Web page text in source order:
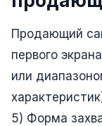
SEO-
Управление
Ведение и
SEO-
Продающий
первого
или
5) Форма